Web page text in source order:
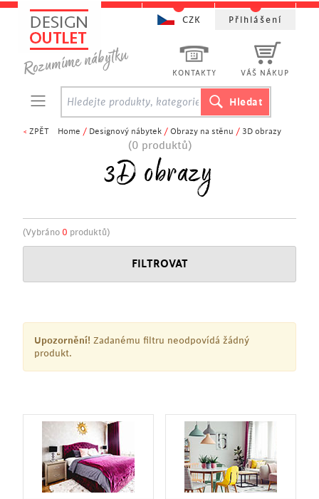
< ZPĚT Home / Designový nábytek / Obrazy na stěnu / 3D obrazy
(0 produktů)
3D obrazy
(Vybráno 0 produktů)
FILTROVAT
Upozornění! Zadanému filtru neodpovídá žádný
produkt.
KONTAKTY VÁŠ NÁKUP
CZK Přihlášení